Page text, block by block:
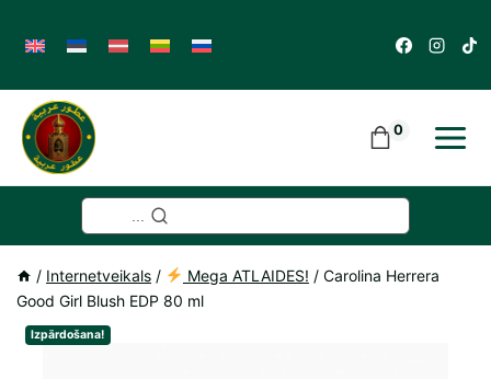
content
0
/ Internetveikals / Mega ATLAIDES! / Carolina Herrera
Good Girl Blush EDP 80 ml
Izpārdošana!